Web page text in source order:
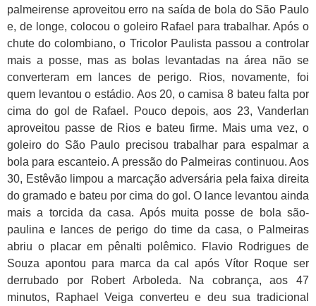
palmeirense aproveitou erro na saída de bola do São Paulo
e, de longe, colocou o goleiro Rafael para trabalhar. Após o
chute do colombiano, o Tricolor Paulista passou a controlar
mais a posse, mas as bolas levantadas na área não se
converteram em lances de perigo. Rios, novamente, foi
quem levantou o estádio. Aos 20, o camisa 8 bateu falta por
cima do gol de Rafael. Pouco depois, aos 23, Vanderlan
aproveitou passe de Rios e bateu firme. Mais uma vez, o
goleiro do São Paulo precisou trabalhar para espalmar a
bola para escanteio. A pressão do Palmeiras continuou. Aos
30, Estêvão limpou a marcação adversária pela faixa direita
do gramado e bateu por cima do gol. O lance levantou ainda
mais a torcida da casa. Após muita posse de bola são-
paulina e lances de perigo do time da casa, o Palmeiras
abriu o placar em pênalti polêmico. Flavio Rodrigues de
Souza apontou para marca da cal após Vítor Roque ser
derrubado por Robert Arboleda. Na cobrança, aos 47
minutos, Raphael Veiga converteu e deu sua tradicional